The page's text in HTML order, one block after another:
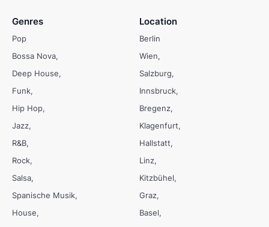
Genres
Pop
Bossa Nova
Deep House
Funk
Hip Hop
Jazz
R&B
Rock
Salsa
Spanische Musik
House
Location
Berlin
Wien
Salzburg
Innsbruck
Bregenz
Klagenfurt
Hallstatt
Linz
Kitzbühel
Graz
Basel